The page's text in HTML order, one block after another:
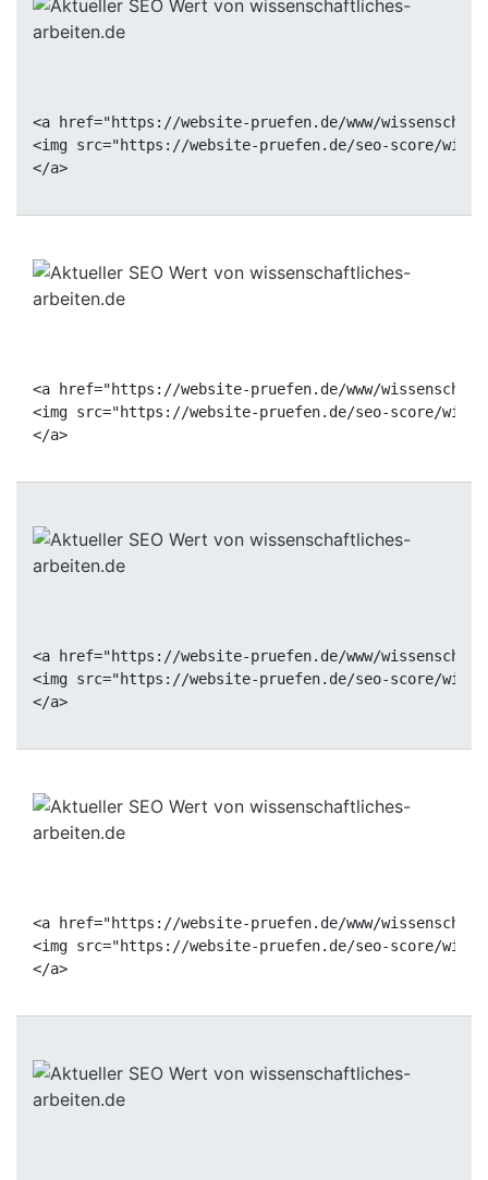
<a href="https://website-pruefen.de/www/
<img src="https://website-pruefen.de/seo-score/
<a href="https://website-pruefen.de/www/
<img src="https://website-pruefen.de/seo-score/
<a href="https://website-pruefen.de/www/
<img src="https://website-pruefen.de/seo-score/
<a href="https://website-pruefen.de/www/
<img src="https://website-pruefen.de/seo-score/